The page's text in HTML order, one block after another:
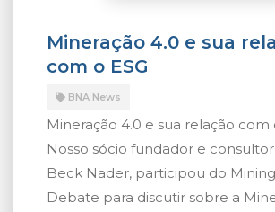
Mineração 4.0 e sua
com o ESG
BNA News
Mineração 4.0 e sua relação com
Nosso sócio fundador e
Beck Nader, participou do
Debate para discutir sobre a